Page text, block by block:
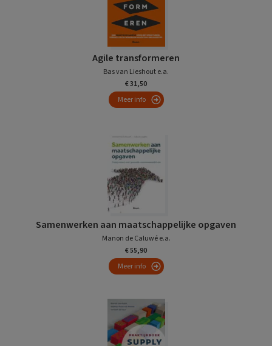
Agile transformeren
Bas van Lieshout e.a.
€ 31,50
Meer info
Samenwerken aan maatschappelijke opgaven
Manon de Caluwé e.a.
€ 55,90
Meer info